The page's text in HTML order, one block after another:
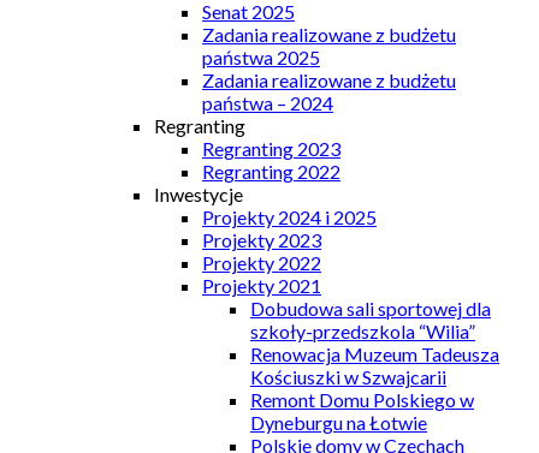
Senat 2025
Zadania realizowane z budżetu
państwa 2025
Zadania realizowane z budżetu
państwa – 2024
Regranting
Regranting 2023
Regranting 2022
Inwestycje
Projekty 2024 i 2025
Projekty 2023
Projekty 2022
Projekty 2021
Dobudowa sali sportowej dla
szkoły-przedszkola “Wilia”
Renowacja Muzeum Tadeusza
Kościuszki w Szwajcarii
Remont Domu Polskiego w
Dyneburgu na Łotwie
Polskie domy w Czechach